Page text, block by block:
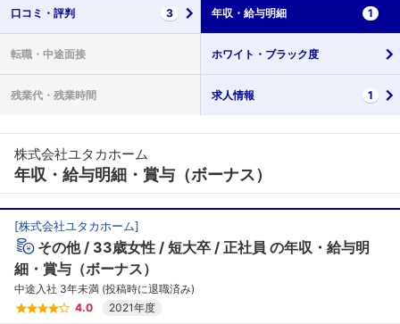
口コミ・ 評判 3 年収・ 給与明細 1
転職・ 中途面接 ホワイト・ ブラック度
残業代・ 残業時間 求人情報 1
株式会社ユタカホーム
年収・給与明細・賞与（ボーナス）
[株式会社ユタカホーム]
その他 33歳女性 短大卒 正社員 の年収・給与明
細・賞与（ボーナス）
中途入社 3年未満 (投稿時に退職済み)
4.0
2021年度